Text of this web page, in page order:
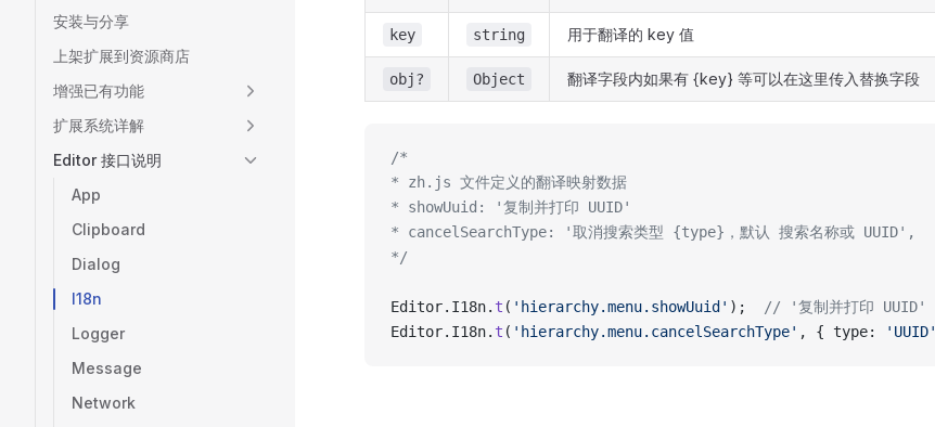
安装与分享
上架扩展到资源商店
增强已有功能
扩展系统详解
Editor 接口说明
App
Clipboard
Dialog
I18n
Logger
Message
Network
key string 用于翻译的 key 值
obj? Object 翻译字段内如果有 {key} 等可以在这里传入替换字段
/*
* zh.js 文件定义的翻译映射数据
* showUuid: '复制并打印 UUID'
* cancelSearchType: '取消搜索类型 {type}，默认 搜索名称或 UUID',
*/
Editor.I18n. t ( 'hierarchy.menu.showUuid' );
// '复制并打印 UUID'
Editor.I18n. t ( 'hierarchy.menu.cancelSearchType' , { type: 'UUID'